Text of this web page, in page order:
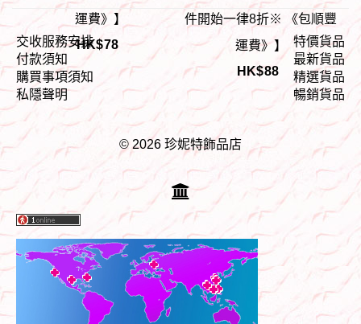
運費》】
HK$78
件開始一律8折※ 《包順豐
運費》】
HK$88
交收服務安排
付款須知
購買事項須知
私隱聲明
特價貨品
最新貨品
精選貨品
暢銷貨品
© 2026 珍妮特飾品店